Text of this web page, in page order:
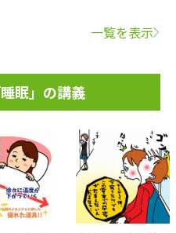
一覧を表示
眠」の講義